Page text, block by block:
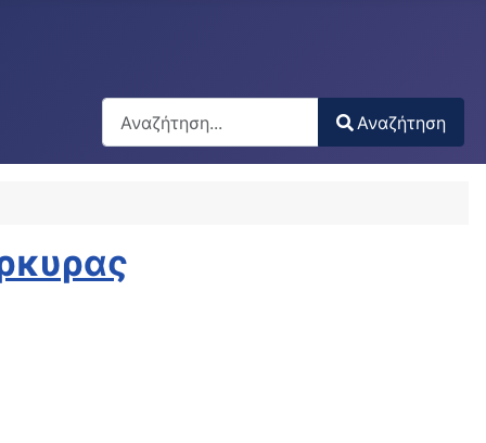
Αναζήτηση
Type 2 or more characters for results.
Αναζήτηση